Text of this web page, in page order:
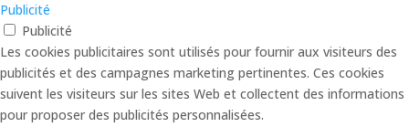
Publicité
Publicité
Les cookies publicitaires sont utilisés pour fournir aux visiteurs des
publicités et des campagnes marketing pertinentes. Ces cookies
suivent les visiteurs sur les sites Web et collectent des informations
pour proposer des publicités personnalisées.